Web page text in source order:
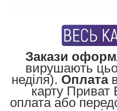
Закази
вирушають
неділя). Оплата
карту Приват
оплата або